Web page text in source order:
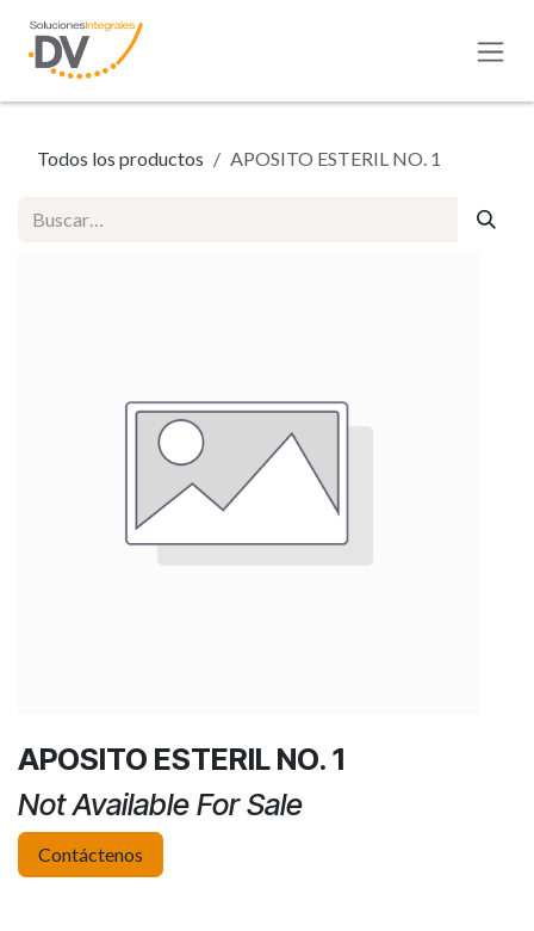
Todos los productos APOSITO ESTERIL NO. 1
APOSITO ESTERIL NO. 1
Not Available For Sale
Contáctenos